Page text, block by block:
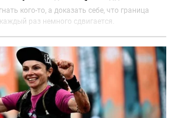
кого-то, а доказать себе, что граница
раз немного сдвигается.